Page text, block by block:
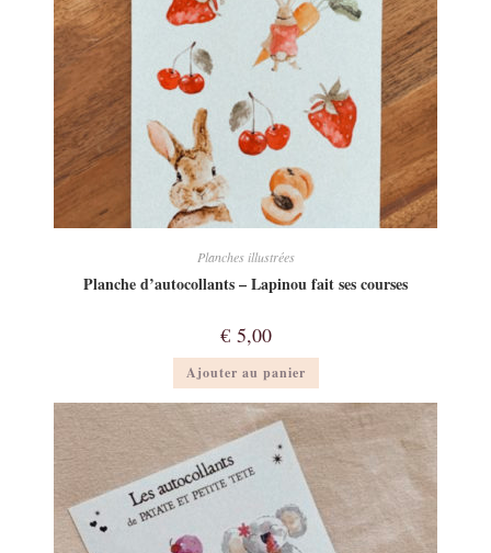
Planches illustrées
Planche d’autocollants – Lapinou fait ses courses
€5,00
Ajouter au panier